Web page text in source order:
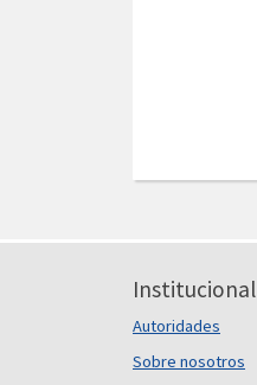
Institucional
Autoridades
Sobre nosotros